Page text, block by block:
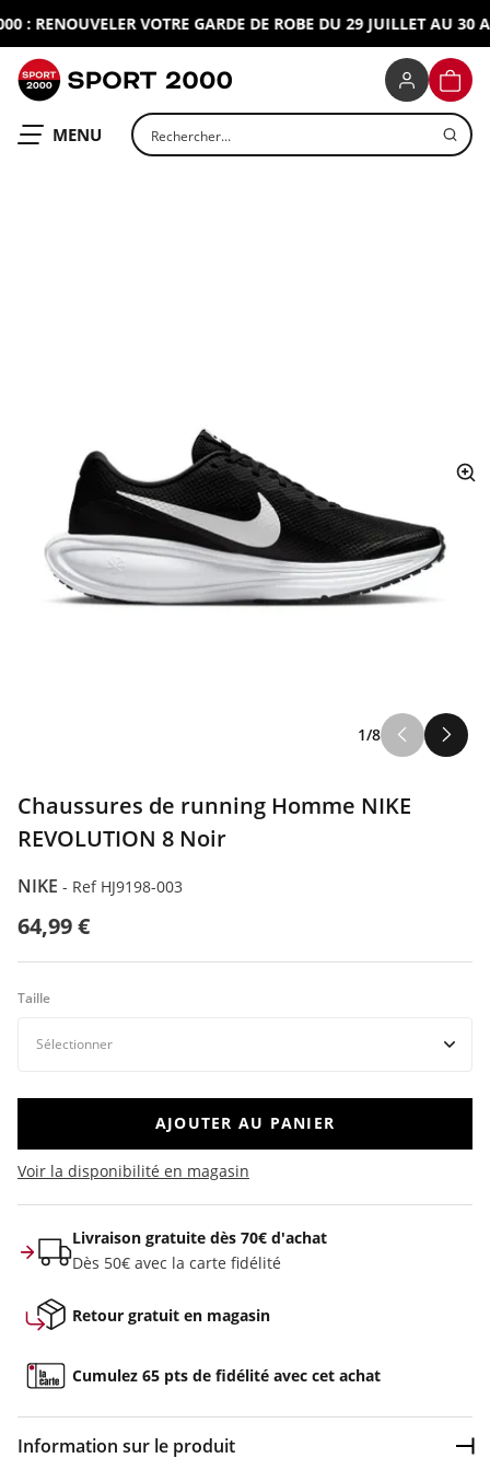
: RENOUVELER VOTRE GARDE DE ROBE DU 29 JUILLET AU 30
OUVRIR LE
MENU Rechercher un produit
1/8
Chaussures de running Homme NIKE
REVOLUTION 8 Noir
NIKE - Ref HJ9198-003
64,99 €
Taille
AJOUTER AU PANIER
Voir la disponibilité en magasin
Livraison gratuite dès 70€ d'achat
Dès 50€ avec la carte fidélité
Retour gratuit en magasin
Cumulez 65 pts de fidélité avec cet achat
Information sur le produit